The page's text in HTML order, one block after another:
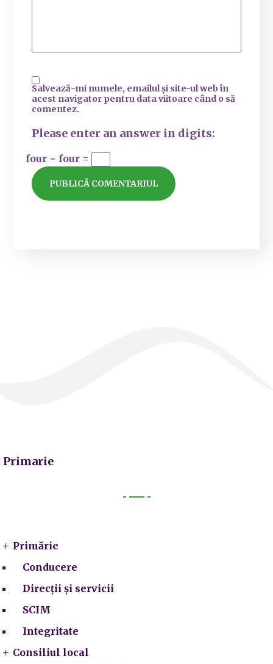
Salvează-mi numele, emailul și site-ul web în
acest navigator pentru data viitoare când o să
comentez.
Please enter an answer in digits:
four − four =
Primarie
Primărie
Conducere
Direcții și servicii
SCIM
Integritate
Consiliul local